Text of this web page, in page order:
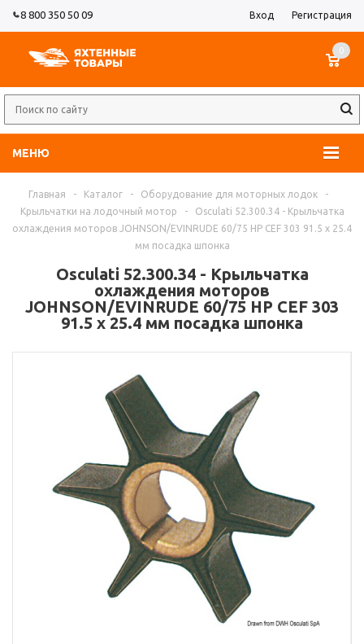
8 800 350 50 09 Вход Регистрация
МЕНЮ
0
Главная - Каталог - Оборудование для моторных лодок
-
Крыльчатки на лодочный мотор
-
Osculati 52.300.34 - Крыльчатка
охлаждения моторов JOHNSON/EVINRUDE 60/75 HP CEF 303 91.5 x 25.4
мм посадка шпонка
Osculati 52.300.34 - Крыльчатка
охлаждения моторов
JOHNSON/EVINRUDE 60/75 HP CEF 303
91.5 x 25.4 мм посадка шпонка